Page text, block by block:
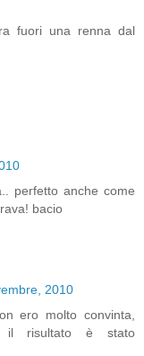
fuori una renna dal
perfetto anche come
bacio
2010
ero molto convinta,
risultato è stato